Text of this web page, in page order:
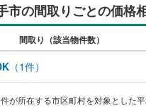
市の間取りごとの価格
間取り（該当物件数）
（1件）
が所在する市区町村を対象とした平